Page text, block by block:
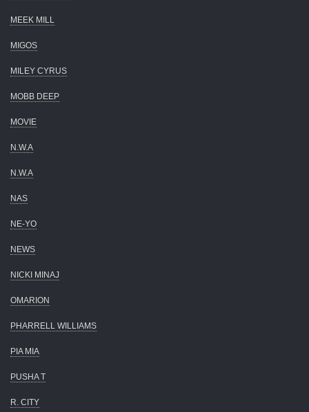
MEEK MILL
MIGOS
MILEY CYRUS
MOBB DEEP
MOVIE
N.W.A
N.W.A
NAS
NE-YO
NEWS
NICKI MINAJ
OMARION
PHARRELL WILLIAMS
PIA MIA
PUSHA T
R. CITY